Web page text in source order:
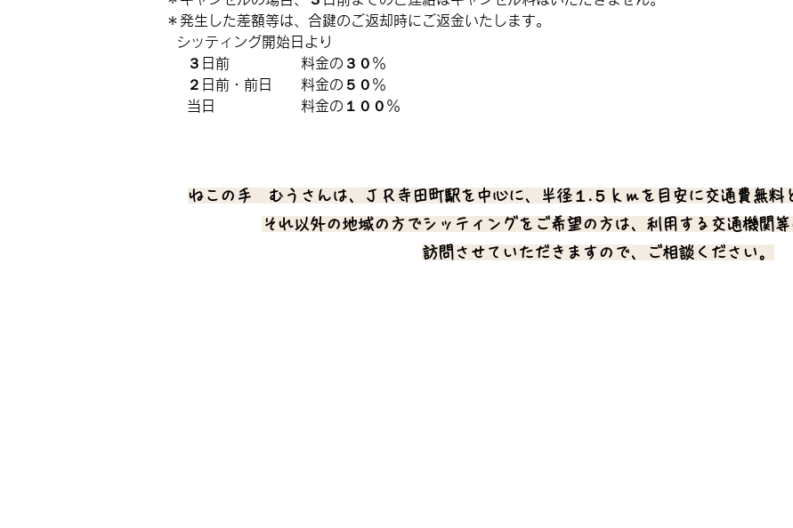
＊発生した差額等は、合鍵のご返却時にご返金いたします。
シッティング開始日より
３日前　　　　　料金の３０％
２日前・前日　　料金の５０％
当日　　　　　　料金の１００％
ねこの手 むうさんは、ＪＲ寺田町駅を中心に、半径１.５ｋｍを目安に交通費無料
それ以外の地域の方でシッティングをご希望の方は、利用する交通機関
訪問させていただきますので、ご相談ください。